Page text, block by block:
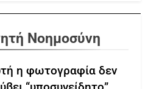
Νοημοσύνη
η φωτογραφία δεν